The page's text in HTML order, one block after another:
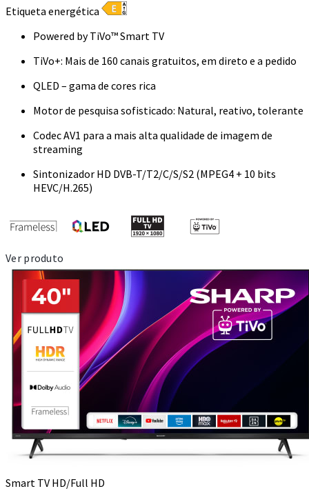
Etiqueta energética
Powered by TiVo™ Smart TV
TiVo+: Mais de 160 canais gratuitos, em direto e a pedido
QLED – gama de cores rica
Motor de pesquisa sofisticado: Natural, reativo, tolerante
Codec AV1 para a mais alta qualidade de imagem de
streaming
Sintonizador HD DVB-T/T2/C/S/S2 (MPEG4 + 10 bits
HEVC/H.265)
Ver produto
Smart TV HD/Full HD